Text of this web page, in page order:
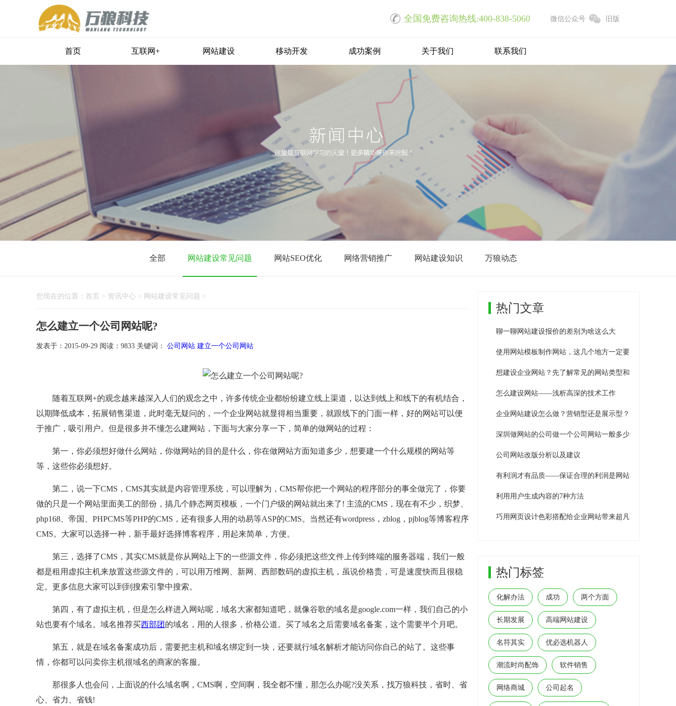
旧版
微信公众号
全国免费咨询热线:400-838-5060
首页 互联网+ 网站建设 移动开发 成功案例 关于我们 联系我们
微信网站 商城网站 网站开发 APP开发
网络推广营销
网站SEO优化
2022微信小程序发展前景和优势
微信小程序上线已经五年多了，在这
五年的时间里，小程序的发展非常快，诞
生仅一年的时间便达到10亿用户，小程序
以满足用户的需求，符合当下年轻人的使
用习惯，按照目前小程序的发展方向，小
信角度来看，随着科技的不断进步，很多
实现和满足，而微信小程序的可以帮助微
使网站设计变得可爱的5个原则
无论你有什么背景，尝试将网页设计转变
暖和模糊的情感，似乎与我们的微笑冲动
直接相关，但是带来的动力却千差万别。
网站设计中创建有效用户流的3个技巧
几乎每个网页设计的目的都是为了吸引客
企业简介 企业文化 荣誉证书 大事记 加入我们
全部 网站建设常见问题 网站SEO优化 网络营销推广 网站建设知识 万狼动态
您现在的位置： 首页 > 资讯中心 > 网站建设常见问题 >
怎么建立一个公司网站呢?
发表于：2015-09-29 阅读：9833 关键词： 公司网站 建立一个公司网站
随着互联网+的观念越来越深入人们的观念之中，许多传统企业都纷纷建立线上渠道，以达到线上和线下的有机结合，
以期降低成本，拓展销售渠道，此时毫无疑问的，一个企业网站就显得相当重要，就跟线下的门面一样，好的网站可以便
于推广，吸引用户。但是很多并不懂怎么建网站，下面与大家分享一下，简单的做网站的过程：
第一，你必须想好做什么网站，你做网站的目的是什么，你在做网站方面知道多少，想要建一个什么规模的网站等
等，这些你必须想好。
第二，说一下CMS，CMS其实就是内容管理系统，可以理解为，CMS帮你把一个网站的程序部分的事全做完了，你要
做的只是一个网站里面美工的部份，搞几个静态网页模板，一个门户级的网站就出来了! 主流的CMS，现在有不少，织梦、
php168、帝国、PHPCMS等PHP的CMS，还有很多人用的动易等ASP的CMS。当然还有wordpress，zblog，pjblog等博客程序
CMS。大家可以选择一种，新手最好选择博客程序，用起来简单，方便。
第三，选择了CMS，其实CMS就是你从网站上下的一些源文件，你必须把这些文件上传到终端的服务器端，我们一般
都是租用虚拟主机来放置这些源文件的，可以用万维网、新网、西部数码的虚拟主机，虽说价格贵，可是速度快而且很稳
定。更多信息大家可以到到搜索引擎中搜索。
第四，有了虚拟主机，但是怎么样进入网站呢，域名大家都知道吧，就像谷歌的域名是google.com一样，我们自己的小
站也要有个域名。域名推荐买西部团 的域名，用的人很多，价格公道。买了域名之后需要域名备案，这个需要半个月吧。
第五，就是在域名备案成功后，需要把主机和域名绑定到一块，还要就行域名解析才能访问你自己的站了。这些事
情，你都可以问卖你主机很域名的商家的客服。
那很多人也会问，上面说的什么域名啊，CMS啊，空间啊，我全都不懂，那怎么办呢?没关系，找万狼科技，省时、省
心、省力、省钱!
热门文章
聊一聊网站建设报价的差别为啥这么大
使用网站模板制作网站，这几个地方一定要修改！
想建设企业网站？先了解常见的网站类型和参考价格
怎么建设网站——浅析高深的技术工作
企业网站建设怎么做？营销型还是展示型？
深圳做网站的公司做一个公司网站一般多少钱
公司网站改版分析以及建议
有利润才有品质——保证合理的利润是网站建设公司生存
利用用户生成内容的7种方法
巧用网页设计色彩搭配给企业网站带来超凡用户体验效果
热门标签
化解办法 成功 两个方面
长期发展 高端网站建设
名符其实 优必选机器人
潮流时尚配饰 软件销售
网络商城 公司起名